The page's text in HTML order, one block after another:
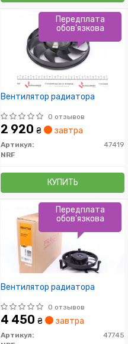
Вентилятор радиатора
0 отзывов
2 920 ₴ завтра
Артикул:
47419
NRF
КУПИТЬ
Передплата
обов'язкова
Вентилятор радиатора
0 отзывов
4 450 ₴ завтра
Артикул:
47745
Передплата
обов'язкова